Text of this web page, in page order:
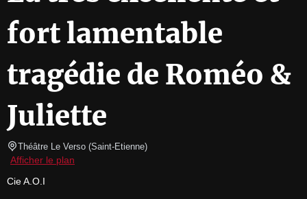
fort lamentable
tragédie de Roméo &
Juliette
Théâtre Le Verso (Saint-Etienne)
Afficher le plan
Cie A.O.I